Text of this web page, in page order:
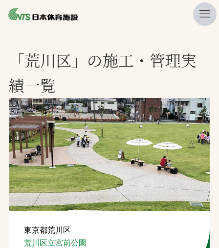
ニュース
プレスリリース
レポート
製品・サービス一覧
施工・管理実績一覧
会社概要
採用情報
検索
お問合せ
「荒川区」の施工・管理実
績一覧
東京都荒川区
荒川区立宮前公園